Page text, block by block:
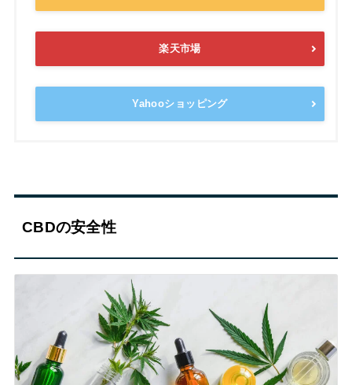
楽天市場
Yahooショッピング
CBDの安全性